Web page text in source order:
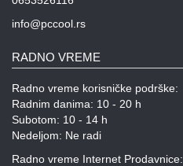
info@pccool.rs
RADNO VREME
Radno vreme korisničke podrške:
Radnim danima: 10 - 20 h
Subotom: 10 - 14 h
Nedeljom: Ne radi
Radno vreme Internet Prodavnice: